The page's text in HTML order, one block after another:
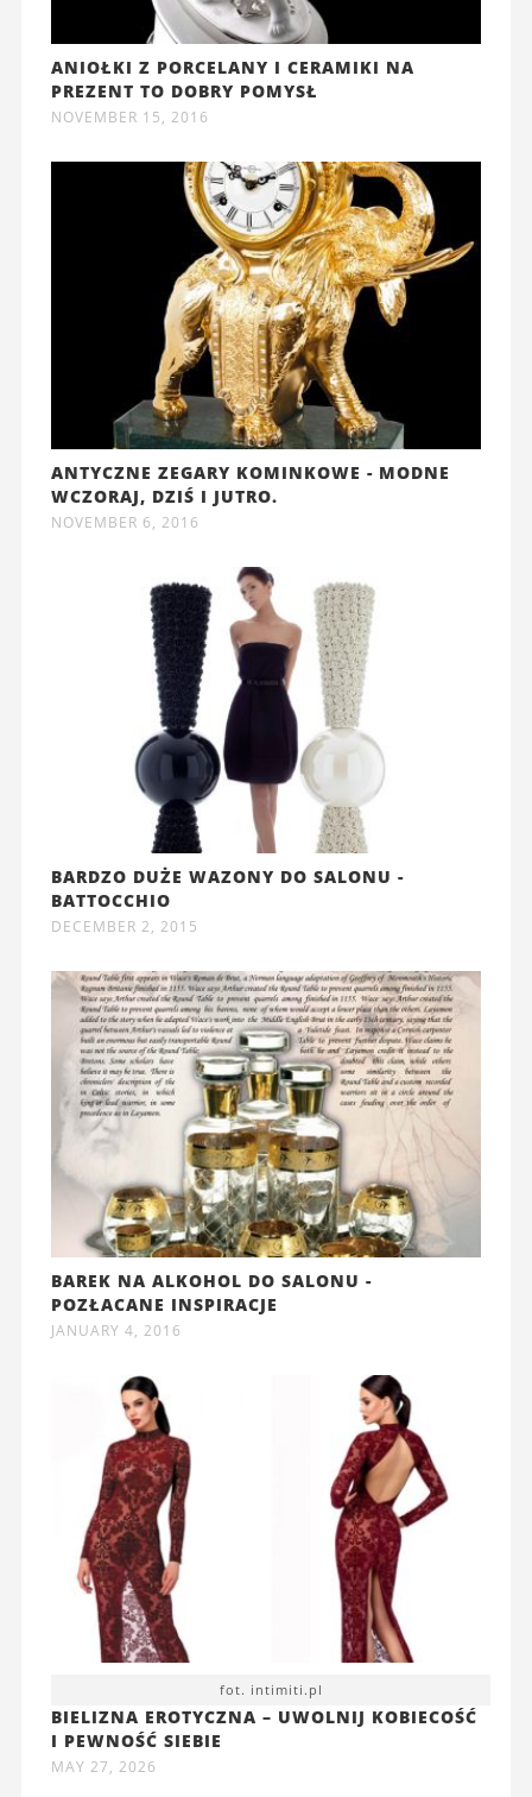
ANIOŁKI Z PORCELANY I CERAMIKI NA
PREZENT TO DOBRY POMYSŁ
NOVEMBER 15, 2016
ANTYCZNE ZEGARY KOMINKOWE - MODNE
WCZORAJ, DZIŚ I JUTRO.
NOVEMBER 6, 2016
BARDZO DUŻE WAZONY DO SALONU -
BATTOCCHIO
DECEMBER 2, 2015
BAREK NA ALKOHOL DO SALONU -
POZŁACANE INSPIRACJE
JANUARY 4, 2016
fot. intimiti.pl
BIELIZNA EROTYCZNA – UWOLNIJ KOBIECOŚĆ
I PEWNOŚĆ SIEBIE
MAY 27, 2026